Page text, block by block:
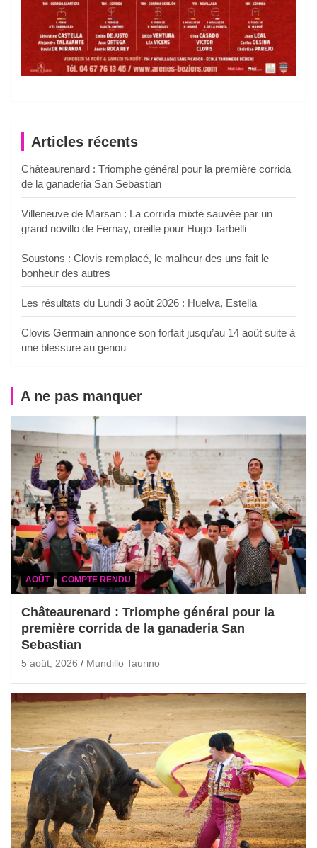
Articles récents
Châteaurenard : Triomphe général pour la première corrida
de la ganaderia San Sebastian
Villeneuve de Marsan : La corrida mixte sauvée par un
grand novillo de Fernay, oreille pour Hugo Tarbelli
Soustons : Clovis remplacé, le malheur des uns fait le
bonheur des autres
Les résultats du Lundi 3 août 2026 : Huelva, Estella
Clovis Germain annonce son forfait jusqu’au 14 août suite à
une blessure au genou
A ne pas manquer
AOÛT COMPTE RENDU
Châteaurenard : Triomphe général pour la
première corrida de la ganaderia San
Sebastian
5 août, 2026 Mundillo Taurino